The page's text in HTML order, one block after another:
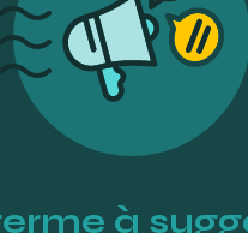
and Occlusion. 10e éd. Elsevier-
7.
Dictionary. 3e éd. (2014). «
Elsevier-Mosby
(2013). L’Arcade dentaire
8e éd. Wolters Kluwer France,
des termes de médecine
à